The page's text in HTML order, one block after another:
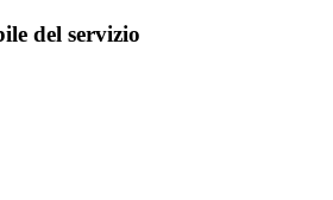
del servizio